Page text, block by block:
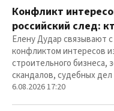
Конфликт
российский след:
Елену Дудар связывают
конфликтом интересов
строительного бизнеса,
скандалов, судебных дел
6.08.2026 17:20